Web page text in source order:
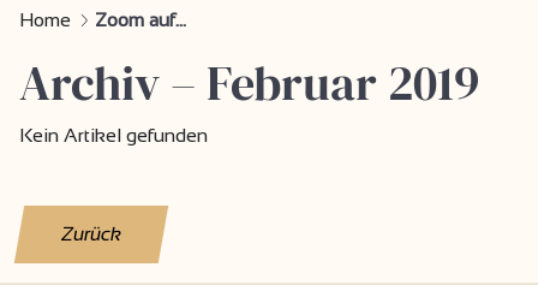
Home Zoom auf...
Archiv – Februar 2019
Kein Artikel gefunden
Zurück